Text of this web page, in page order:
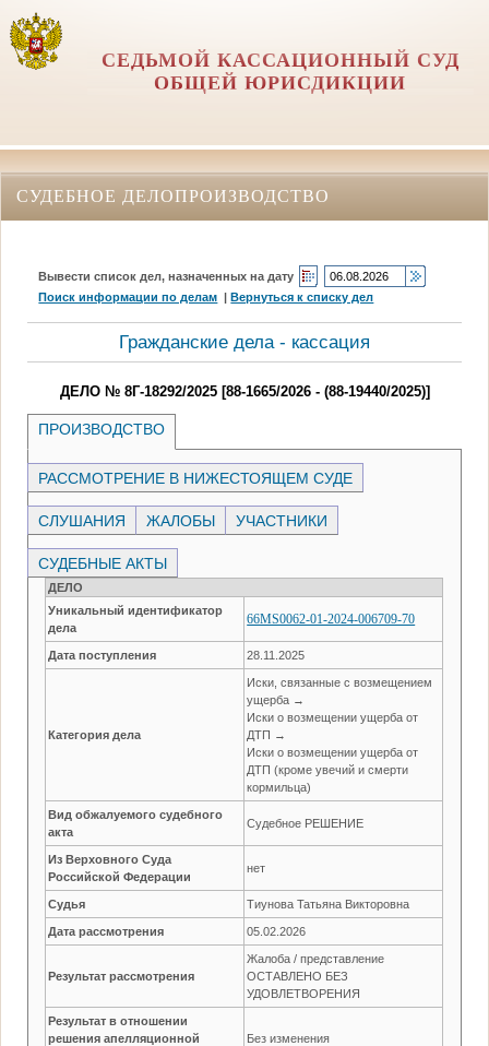
СЕДЬМОЙ КАССАЦИОННЫЙ СУД
ОБЩЕЙ ЮРИСДИКЦИИ
СУДЕБНОЕ ДЕЛОПРОИЗВОДСТВО
Вывести список дел, назначенных на дату
Поиск информации по делам |Вернуться к списку дел
Гражданские дела - кассация
ДЕЛО № 8Г-18292/2025 [88-1665/2026 - (88-19440/2025)]
ПРОИЗВОДСТВО
РАССМОТРЕНИЕ В НИЖЕСТОЯЩЕМ СУДЕ
СЛУШАНИЯ ЖАЛОБЫ УЧАСТНИКИ
СУДЕБНЫЕ АКТЫ
ДЕЛО
Уникальный идентификатор
дела
66MS0062-01-2024-006709-70
Дата поступления 28.11.2025
Категория дела
Иски, связанные с возмещением
ущерба →
Иски о возмещении ущерба от
ДТП →
Иски о возмещении ущерба от
ДТП (кроме увечий и смерти
кормильца)
Вид обжалуемого судебного
акта
Судебное РЕШЕНИЕ
Из Верховного Суда
Российской Федерации
нет
Судья Тиунова Татьяна Викторовна
Дата рассмотрения 05.02.2026
Результат рассмотрения
Жалоба / представление
ОСТАВЛЕНО БЕЗ
УДОВЛЕТВОРЕНИЯ
Результат в отношении
решения апелляционной
Без изменения